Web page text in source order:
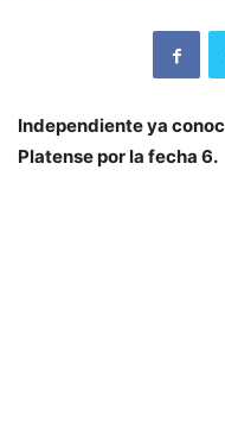
Independiente ya
Platense por la fecha 6.